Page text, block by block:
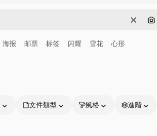
清除
海报 邮票 标签 闪耀 雪花 心形
文件類型 風格 進階